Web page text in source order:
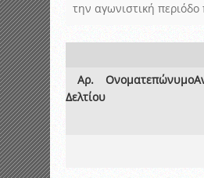
την αγωνιστική περιόδο
Αρ.
Δελτίου
Ονοματεπώνυμο